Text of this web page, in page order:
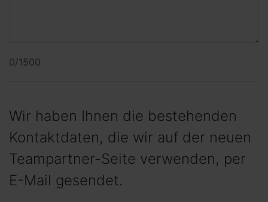
0/1500
Wir haben Ihnen die bestehenden
Kontaktdaten, die wir auf der neuen
Teampartner-Seite verwenden, per
E-Mail gesendet.